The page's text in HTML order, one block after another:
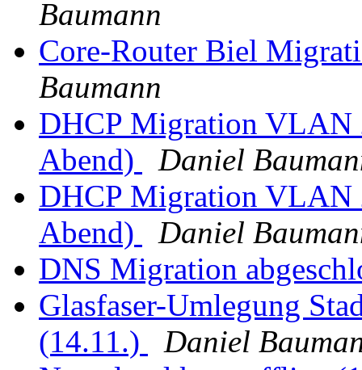
Baumann
Core-Router Biel
Baumann
DHCP Migration VLAN
Abend)
Daniel
DHCP Migration VLAN
Abend)
Daniel
DNS Migration
Glasfaser-Umlegung
(14.11.)
Daniel